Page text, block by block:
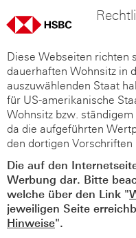
Diese Webseiten richten
dauerhaften Wohnsitz in
auszuwählenden Staat
für US-amerikanische
Wohnsitz bzw.
da die aufgeführten
den dortigen
Die auf den
Werbung dar. Bitte
welche über den Link "
jeweiligen Seite
Hinweise".